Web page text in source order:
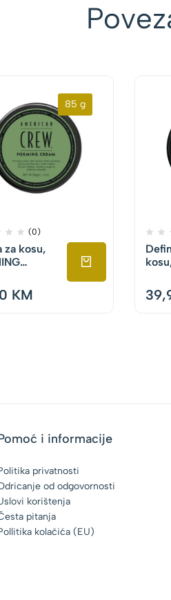
85 g
(0)
za kosu,
85gKM
i informacije
privatnosti
od odgovornosti
korištenja
pitanja
kolačića (EU)